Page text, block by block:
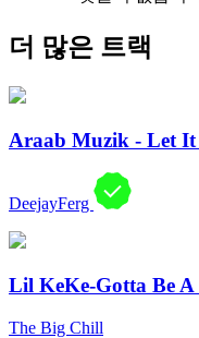
더 많은 트랙
Araab Muzik - Let It
DeejayFerg
Lil KeKe-Gotta Be
The Big Chill